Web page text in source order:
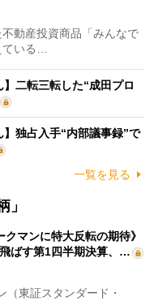
動産投資商品「みんなで
ている…
】二転三転した“成田プロ
】独占入手“内部議事録”で
一覧を見る
」
クマンに特大反転の期待》
ばす第1四半期決算、…
東証スタンダード・